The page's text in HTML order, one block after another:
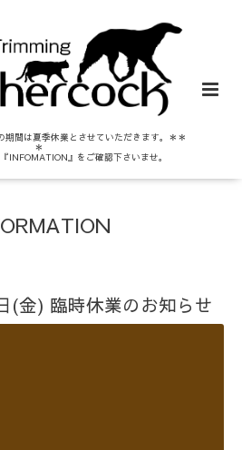
間は夏季休業とさせていただきます。＊＊
＊
INFOMATION』をご確認下さいませ。
(金) 臨時休業のお知らせ